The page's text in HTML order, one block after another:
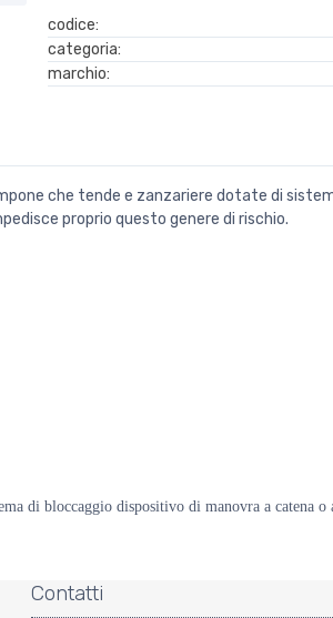
codice:
categoria:
marchio:
che tende e zanzariere dotate di
proprio questo genere di rischio.
di bloccaggio dispositivo di manovra a catena
Contatti